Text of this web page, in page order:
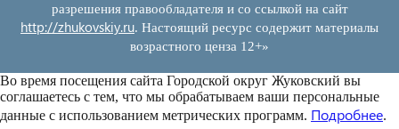
разрешения правообладателя и со ссылкой на сайт
http://zhukovskiy.ru. Настоящий ресурс содержит материалы
возрастного ценза 12+»
Во время посещения сайта Городской округ Жуковский вы
соглашаетесь с тем, что мы обрабатываем ваши персональные
данные с использованием метрических программ. Подробнее.